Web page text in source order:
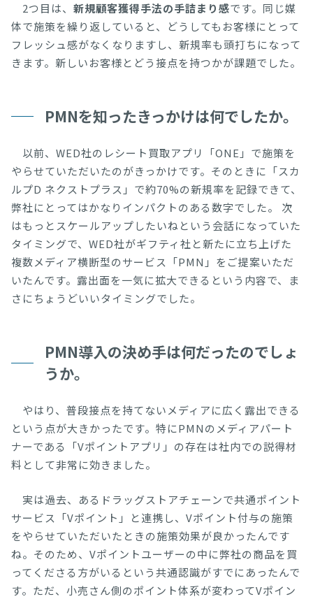
2つ目は、 新規顧客獲得手法の手詰まり感です。同じ媒
体で施策を繰り返していると、どうしてもお客様にとって
フレッシュ感がなくなりますし、新規率も頭打ちになって
きます。新しいお客様とどう接点を持つかが課題でした。
PMNを知ったきっかけは何でしたか。
以前、WED社のレシート買取アプリ「ONE」で施策を
やらせていただいたのがきっかけです。そのときに「スカ
ルプD ネクストプラス」で約70%の新規率を記録できて、
弊社にとってはかなりインパクトのある数字でした。 次
はもっとスケールアップしたいねという会話になっていた
タイミングで、WED社がギフティ社と新たに立ち上げた
複数メディア横断型のサービス「PMN」をご提案いただ
いたんです。露出面を一気に拡大できるという内容で、ま
さにちょうどいいタイミングでした。
PMN導入の決め手は何だったのでしょ
うか。
やはり、普段接点を持てないメディアに広く露出できる
という点が大きかったです。特にPMNのメディアパート
ナーである「Vポイントアプリ」の存在は社内での説得材
料として非常に効きました。
実は過去、あるドラッグストアチェーンで共通ポイント
サービス「Vポイント」と連携し、Vポイント付与の施策
をやらせていただいたときの施策効果が良かったんです
ね。そのため、Vポイントユーザーの中に弊社の商品を買
ってくださる方がいるという共通認識がすでにあったんで
す。ただ、小売さん側のポイント体系が変わってVポイン